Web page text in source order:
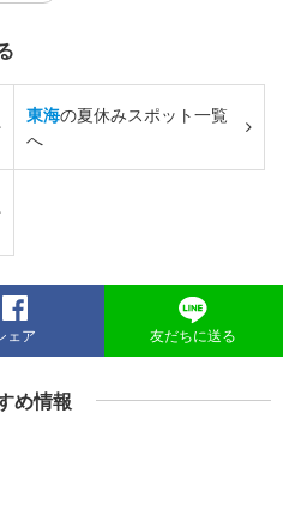
東海の夏休みスポット一覧
へ
ェア 友だちに送る
め情報